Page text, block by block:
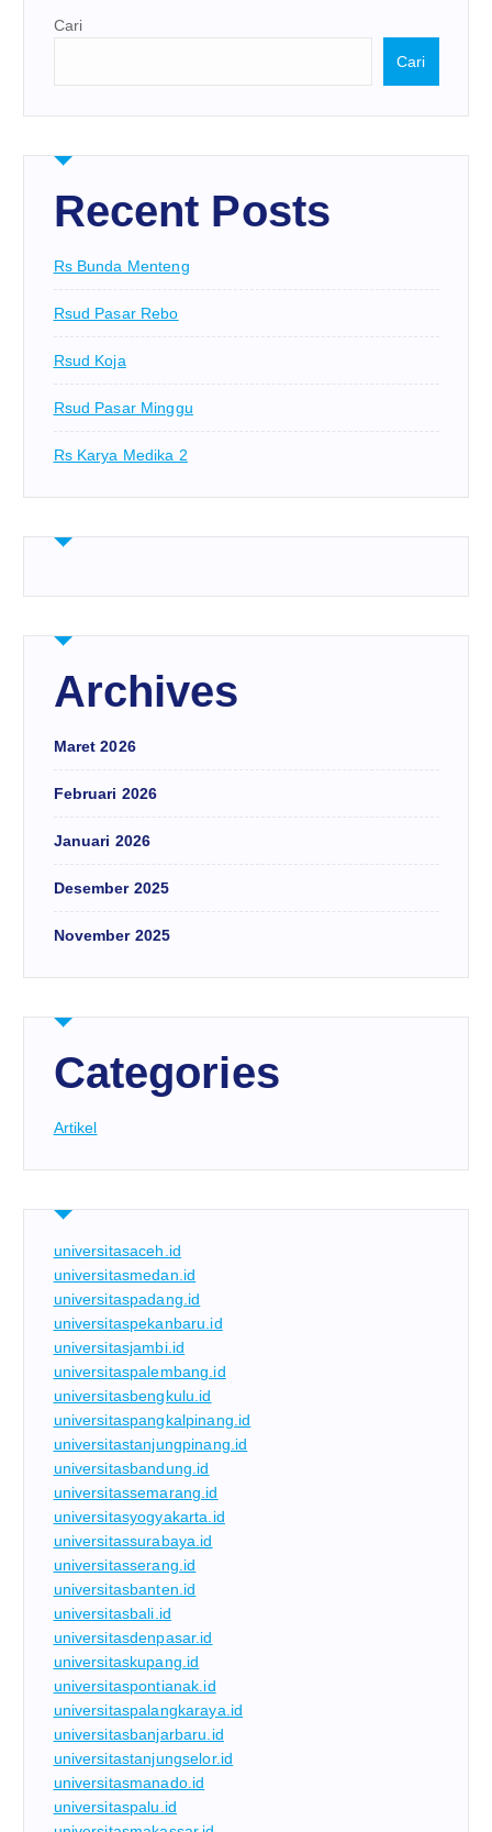
Cari
Cari
Recent Posts
Rs Bunda Menteng
Rsud Pasar Rebo
Rsud Koja
Rsud Pasar Minggu
Rs Karya Medika 2
Archives
Maret 2026
Februari 2026
Januari 2026
Desember 2025
November 2025
Categories
Artikel
universitasaceh.id
universitasmedan.id
universitaspadang.id
universitaspekanbaru.id
universitasjambi.id
universitaspalembang.id
universitasbengkulu.id
universitaspangkalpinang.id
universitastanjungpinang.id
universitasbandung.id
universitassemarang.id
universitasyogyakarta.id
universitassurabaya.id
universitasserang.id
universitasbanten.id
universitasbali.id
universitasdenpasar.id
universitaskupang.id
universitaspontianak.id
universitaspalangkaraya.id
universitasbanjarbaru.id
universitastanjungselor.id
universitasmanado.id
universitaspalu.id